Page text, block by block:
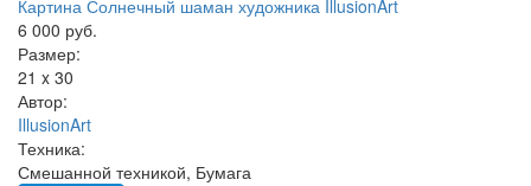
Картина Солнечный шаман художника IllusionArt
6 000 руб.
Размер:
21 x 30
Автор:
IllusionArt
Техника:
Смешанной техникой, Бумага